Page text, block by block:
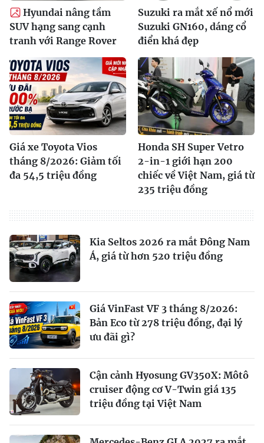
Hyundai nâng tầm
SUV hạng sang cạnh
tranh với Range Rover
Suzuki ra mắt xế nổ mới
Suzuki GN160, dáng cổ
điển khá đẹp
Giá xe Toyota Vios
tháng 8/2026: Giảm tối
đa 54,5 triệu đồng
Honda SH Super Vetro
2-in-1 giới hạn 200
chiếc về Việt Nam, giá từ
235 triệu đồng
Kia Seltos 2026 ra mắt Đông Nam
Á, giá từ hơn 520 triệu đồng
Giá VinFast VF 3 tháng 8/2026:
Bản Eco từ 278 triệu đồng, đại lý
ưu đãi gì?
Cận cảnh Hyosung GV350X: Môtô
cruiser động cơ V-Twin giá 135
triệu đồng tại Việt Nam